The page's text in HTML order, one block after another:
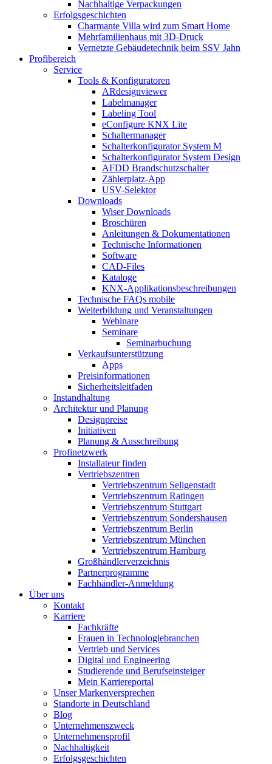
Nachhaltige Verpackungen
Erfolgsgeschichten
Charmante Villa wird zum Smart Home
Mehrfamilienhaus mit 3D-Druck
Vernetzte Gebäudetechnik beim SSV Jahn
Profibereich
Service
Tools & Konfiguratoren
ARdesignviewer
Labelmanager
Labeling Tool
eConfigure KNX Lite
Schaltermanager
Schalterkonfigurator System M
Schalterkonfigurator System Design
AFDD Brandschutzschalter
Zählerplatz-App
USV-Selektor
Downloads
Wiser Downloads
Broschüren
Anleitungen & Dokumentationen
Technische Informationen
Software
CAD-Files
Kataloge
KNX-Applikationsbeschreibungen
Technische FAQs mobile
Weiterbildung und Veranstaltungen
Webinare
Seminare
Seminarbuchung
Verkaufsunterstützung
Apps
Preisinformationen
Sicherheitsleitfaden
Instandhaltung
Architektur und Planung
Designpreise
Initiativen
Planung & Ausschreibung
Profinetzwerk
Installateur finden
Vertriebszentren
Vertriebszentrum Seligenstadt
Vertriebszentrum Ratingen
Vertriebszentrum Stuttgart
Vertriebszentrum Sondershausen
Vertriebszentrum Berlin
Vertriebszentrum München
Vertriebszentrum Hamburg
Großhändlerverzeichnis
Partnerprogramme
Fachhändler-Anmeldung
Über uns
Kontakt
Karriere
Fachkräfte
Frauen in Technologiebranchen
Vertrieb und Services
Digital und Engineering
Studierende und Berufseinsteiger
Mein Karriereportal
Unser Markenversprechen
Standorte in Deutschland
Blog
Unternehmenszweck
Unternehmensprofil
Nachhaltigkeit
Erfolgsgeschichten